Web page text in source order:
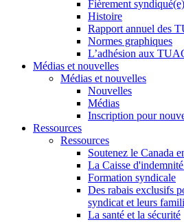
Fièrement syndiqué(e)
Histoire
Rapport annuel des
Normes graphiques
L’adhésion aux
Médias et nouvelles
Médias et nouvelles
Nouvelles
Médias
Inscription pour
Ressources
Ressources
Soutenez le Canada
La Caisse
Formation syndicale
Des rabais exclusifs
syndicat et leurs
La santé et la sécurité